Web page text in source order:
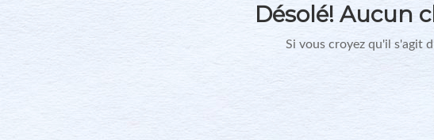
Désolé! Aucun
Si vous croyez qu'il s'agit